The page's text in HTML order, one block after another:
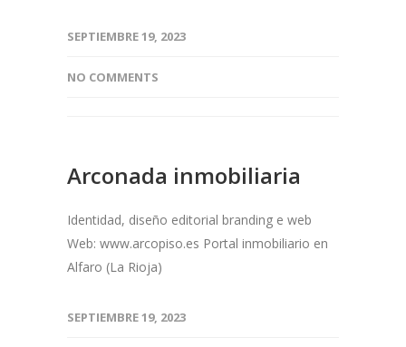
SEPTIEMBRE 19, 2023
NO COMMENTS
Arconada inmobiliaria
Identidad, diseño editorial branding e web
Web: www.arcopiso.es Portal inmobiliario en
Alfaro (La Rioja)
SEPTIEMBRE 19, 2023